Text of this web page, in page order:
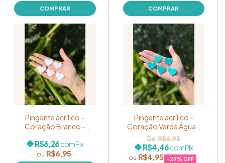
Pingente acrílico -
Coração Branco -
unidades
R$6,95
R$6,26comPix
Pingente acrílico -
Coração Verde Água -
Pacote com 05
unidades
R$4,95 -29% OFF
R$6,95
R$4,46comPix